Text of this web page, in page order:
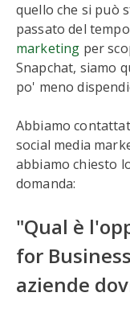
quello che si può
passato del
marketing per
Snapchat, siamo
po' meno
Abbiamo
social media
abbiamo chiesto
domanda:
"Qual è
for
aziende